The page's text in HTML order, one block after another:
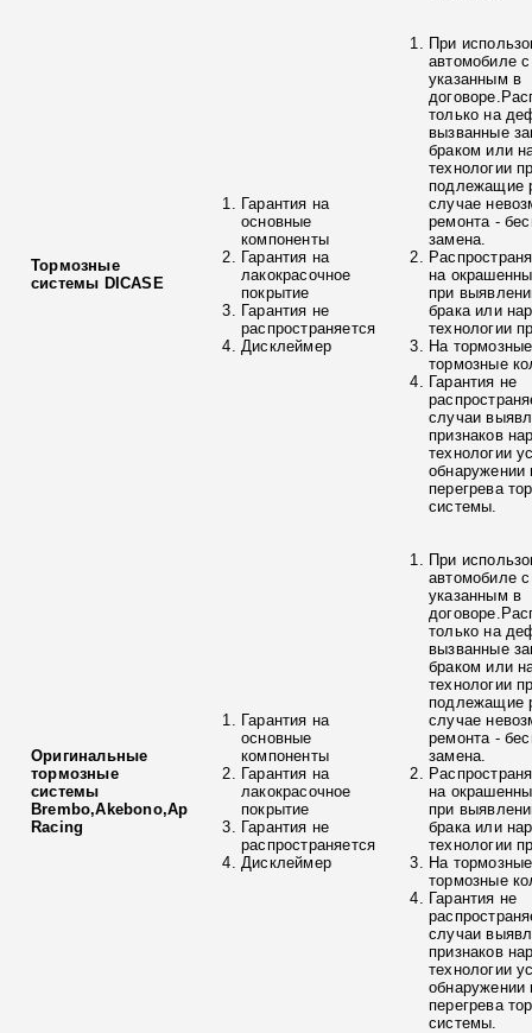
Тормозные
системы DICASE
Гарантия на
основные
компоненты
Гарантия на
лакокрасочное
покрытие
Гарантия не
распространяется
Дисклеймер
При
автомобиле
указанным в
только на
вызванные
браком или
технологии
подлежащие
случае
ремонта -
замена.
на
при
брака или
технологии
На
тормозные
Гарантия не
случаи
признаков
технологии
обнаружении
перегрева
системы.
Оригинальные
тормозные
системы
Brembo,Akebono,Ap
Racing
Гарантия на
основные
компоненты
Гарантия на
лакокрасочное
покрытие
Гарантия не
распространяется
Дисклеймер
При
автомобиле
указанным в
только на
вызванные
браком или
технологии
подлежащие
случае
ремонта -
замена.
на
при
брака или
технологии
На
тормозные
Гарантия не
случаи
признаков
технологии
обнаружении
перегрева
системы.